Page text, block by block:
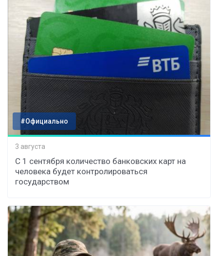
#Официально
3 августа
С 1 сентября количество банковских карт на
человека будет контролироваться
государством